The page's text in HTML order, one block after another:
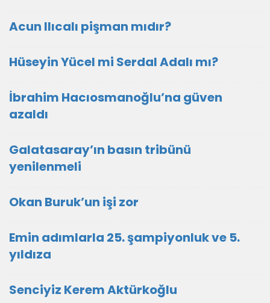
Acun Ilıcalı pişman mıdır?
Hüseyin Yücel mi Serdal Adalı mı?
İbrahim Hacıosmanoğlu’na güven
azaldı
Galatasaray’ın basın tribünü
yenilenmeli
Okan Buruk’un işi zor
Emin adımlarla 25. şampiyonluk ve 5.
yıldıza
Senciyiz Kerem Aktürkoğlu